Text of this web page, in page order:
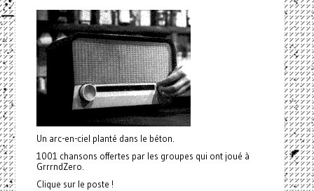
Un arc-en-ciel planté dans le béton.
1001 chansons offertes par les groupes qui ont joué à
GrrrndZero.
Clique sur le poste !